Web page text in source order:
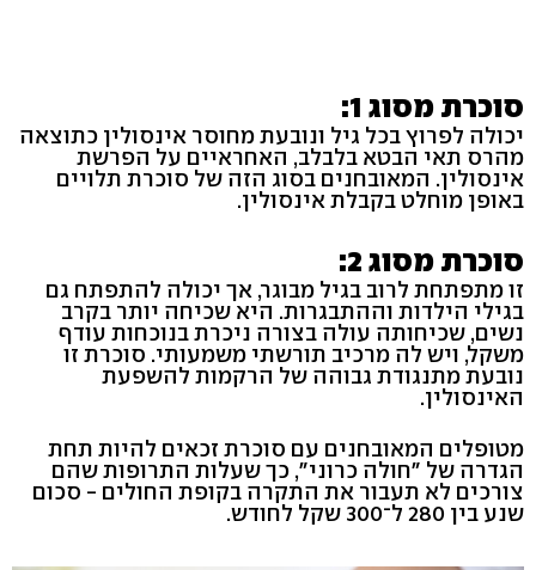
סוכרת מסוג 1:
יכולה לפרוץ בכל גיל ונובעת מחוסר אינסולין כתוצאה
מהרס תאי הבטא בלבלב, האחראיים על הפרשת
אינסולין. המאובחנים בסוג הזה של סוכרת תלויים
באופן מוחלט בקבלת אינסולין.
סוכרת מסוג 2:
זו מתפתחת לרוב בגיל מבוגר, אך יכולה להתפתח גם
בגילי הילדות וההתבגרות. היא שכיחה יותר בקרב
נשים, שכיחותה עולה בצורה ניכרת בנוכחות עודף
משקל, ויש לה מרכיב תורשתי משמעותי. סוכרת זו
נובעת מתנגודת גבוהה של הרקמות להשפעת
האינסולין.
מטופלים המאובחנים עם סוכרת זכאים להיות תחת
הגדרה של "חולה כרוני", כך שעלות התרופות שהם
צורכים לא תעבור את התקרה בקופת החולים - סכום
שנע בין 280 ל־300 שקל לחודש.